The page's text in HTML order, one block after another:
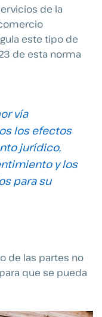
de la
este tipo de
de esta norma
vía
los efectos
jurídico,
y los
para su
de las partes no
que se pueda